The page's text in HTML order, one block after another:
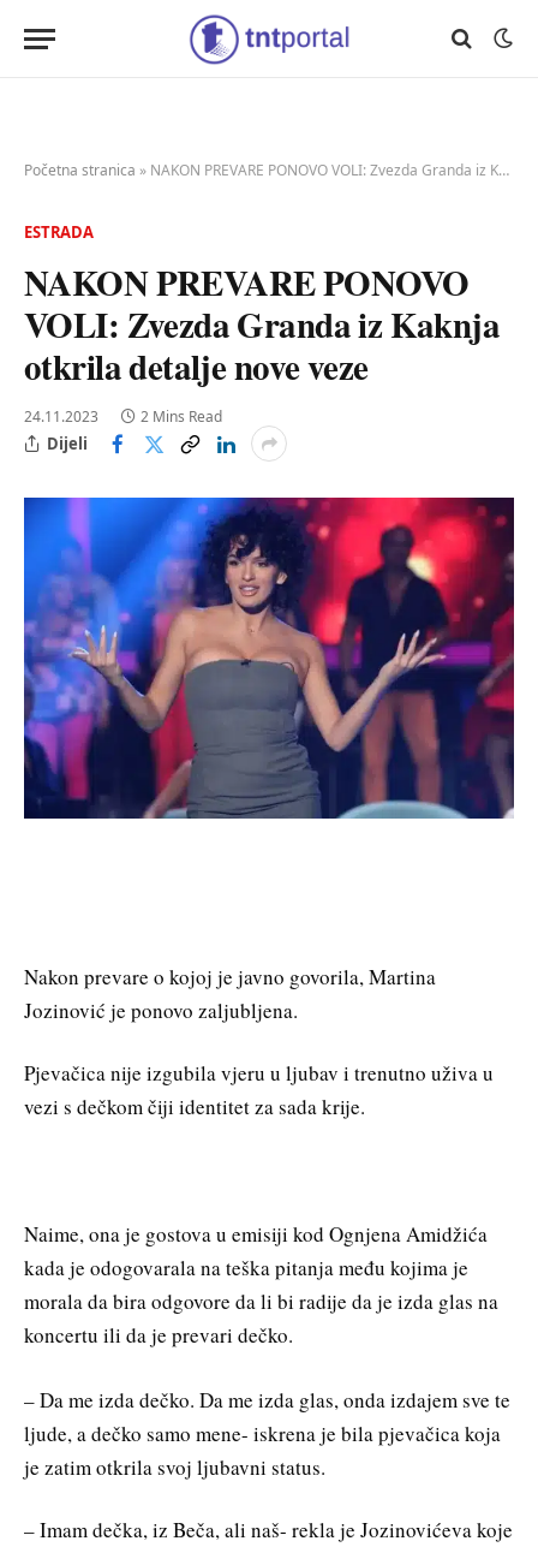
Početna stranica » NAKON PREVARE PONOVO VOLI: Zvezda Granda iz Kaknja otkrila detalje nove veze
ESTRADA
NAKON PREVARE PONOVO
VOLI: Zvezda Granda iz Kaknja
otkrila detalje nove veze
24.11.2023 2 Mins Read
Dijeli
Nakon prevare o kojoj je javno govorila, Martina
Jozinović je ponovo zaljubljena.
Pjevačica nije izgubila vjeru u ljubav i trenutno uživa u
vezi s dečkom čiji identitet za sada krije.
Naime, ona je gostova u emisiji kod Ognjena Amidžića
kada je odogovarala na teška pitanja među kojima je
morala da bira odgovore da li bi radije da je izda glas na
koncertu ili da je prevari dečko.
– Da me izda dečko. Da me izda glas, onda izdajem sve te
ljude, a dečko samo mene- iskrena je bila pjevačica koja
je zatim otkrila svoj ljubavni status.
– Imam dečka, iz Beča, ali naš- rekla je Jozinovićeva koje